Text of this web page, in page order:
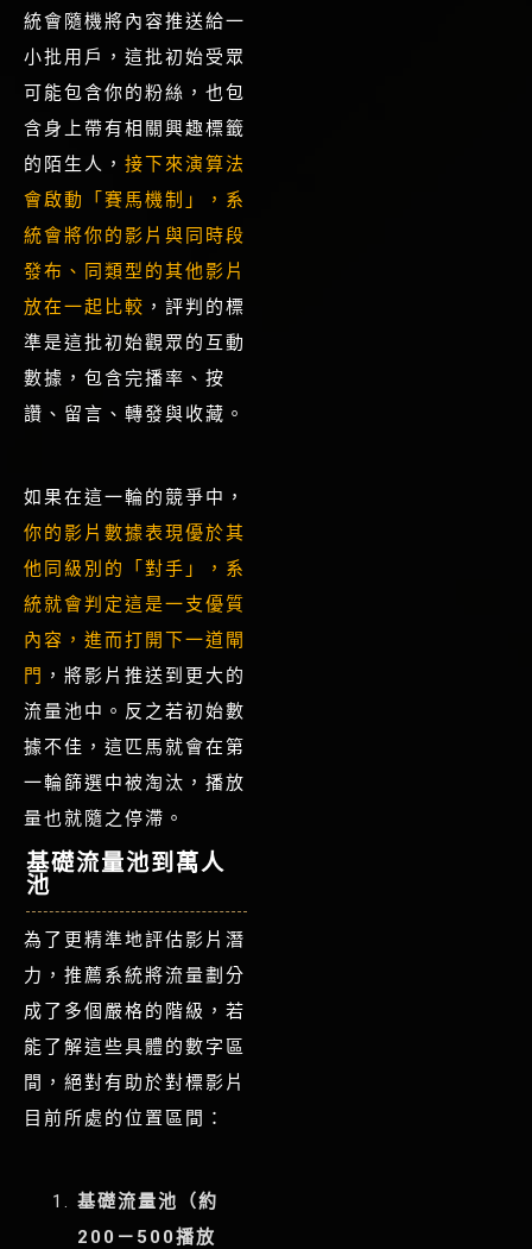
統會隨機將內容推送給一
小批用戶，這批初始受眾
可能包含你的粉絲，也包
含身上帶有相關興趣標籤
的陌生人， 接下來演算法
會啟動「賽馬機制」，系
統會將你的影片與同時段
發布、同類型的其他影片
放在一起比較 ，評判的標
準是這批初始觀眾的互動
數據，包含完播率、按
讚、留言、轉發與收藏。
如果在這一輪的競爭中，
你的影片數據表現優於其
他同級別的「對手」，系
統就會判定這是一支優質
內容，進而打開下一道閘
門 ，將影片推送到更大的
流量池中。反之若初始數
據不佳，這匹馬就會在第
一輪篩選中被淘汰，播放
量也就隨之停滯。
基礎流量池到萬人
池
為了更精準地評估影片潛
力，推薦系統將流量劃分
成了多個嚴格的階級，若
能了解這些具體的數字區
間，絕對有助於對標影片
目前所處的位置區間：
基礎流量池（約
200－500播放